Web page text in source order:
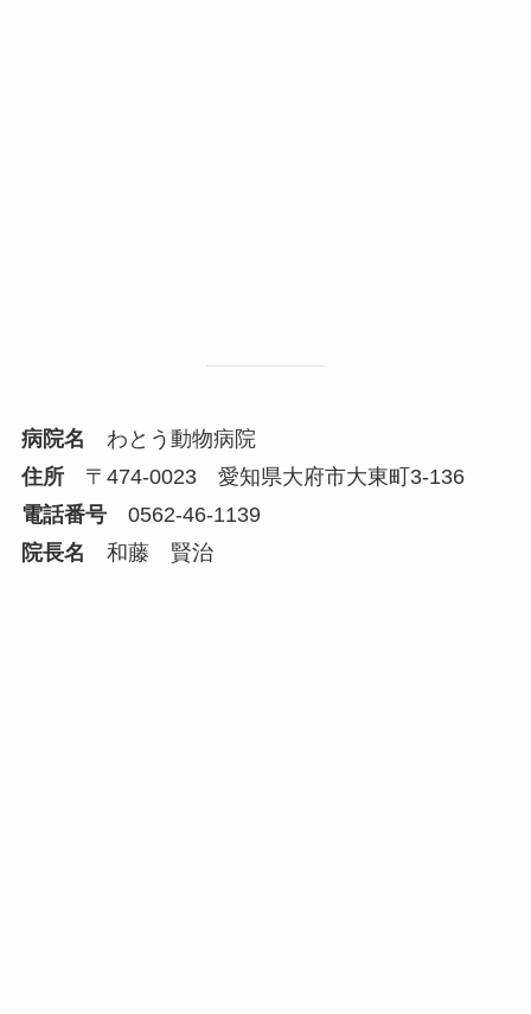
病院名 わとう動物病院
住所〒474-0023 愛知県大府市大東町3-136
電話番号0562-46-1139
院長名 和藤 賢治